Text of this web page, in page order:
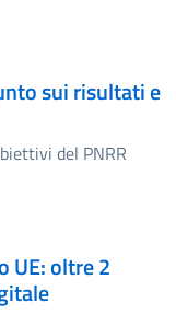
sui risultati e
del PNRR
UE: oltre 2